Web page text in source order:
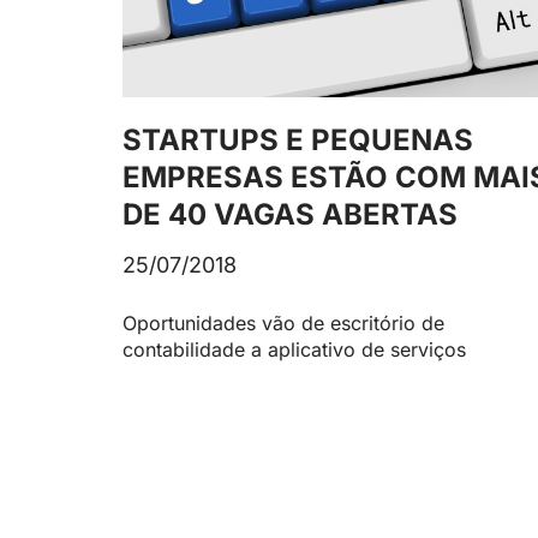
STARTUPS E PEQUENAS
EMPRESAS ESTÃO COM
DE 40 VAGAS ABERTAS
25/07/2018
Oportunidades vão de escritório de
contabilidade a aplicativo de serviços